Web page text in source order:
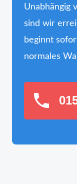
Unabhängig
sind wir
beginnt
normales